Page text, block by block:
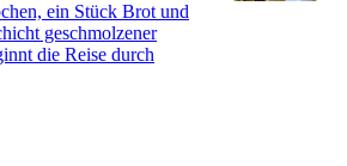
ein Stück Brot und
geschmolzener
die Reise durch